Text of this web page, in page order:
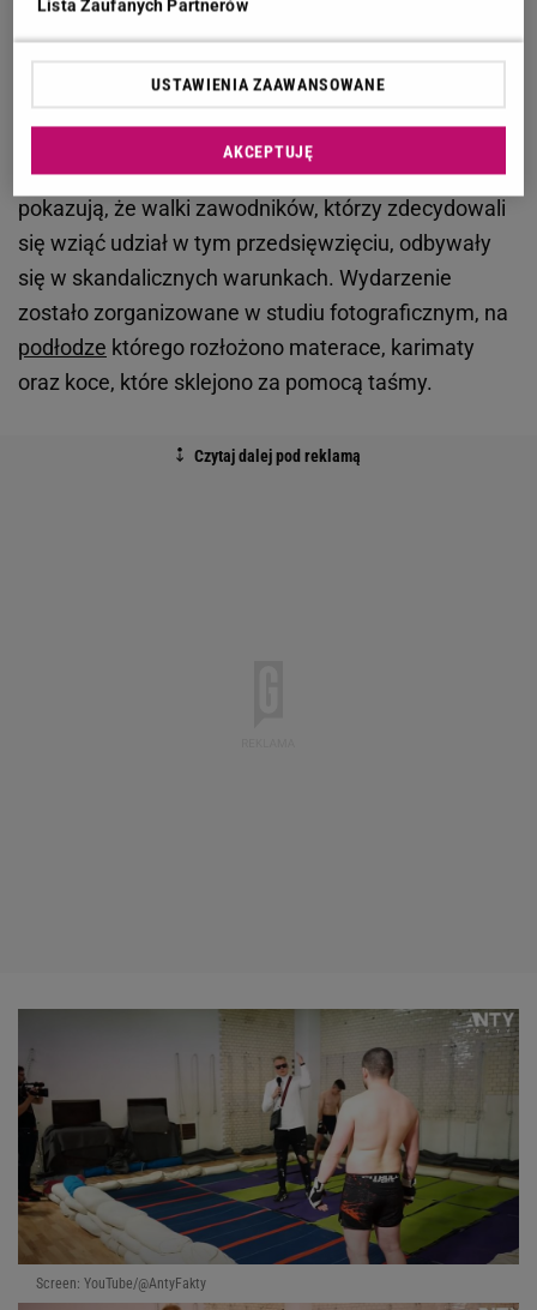
zrezygnował z pracy z federacją i zapowiedział, że
znika całkiem na jakiś czas
Skandaliczne warunki podczas Royal Division
Nagrania oraz zdjęcia, które trafiły do sieci,
pokazują, że walki zawodników, którzy zdecydowali
się wziąć udział w tym przedsięwzięciu, odbywały
się w skandalicznych warunkach. Wydarzenie
zostało zorganizowane w studiu fotograficznym, na
podłodze którego rozłożono materace, karimaty
oraz koce, które sklejono za pomocą taśmy.
Screen: YouTube/@AntyFakty
Lista Zaufanych Partnerów
USTAWIENIA ZAAWANSOWANE
AKCEPTUJĘ